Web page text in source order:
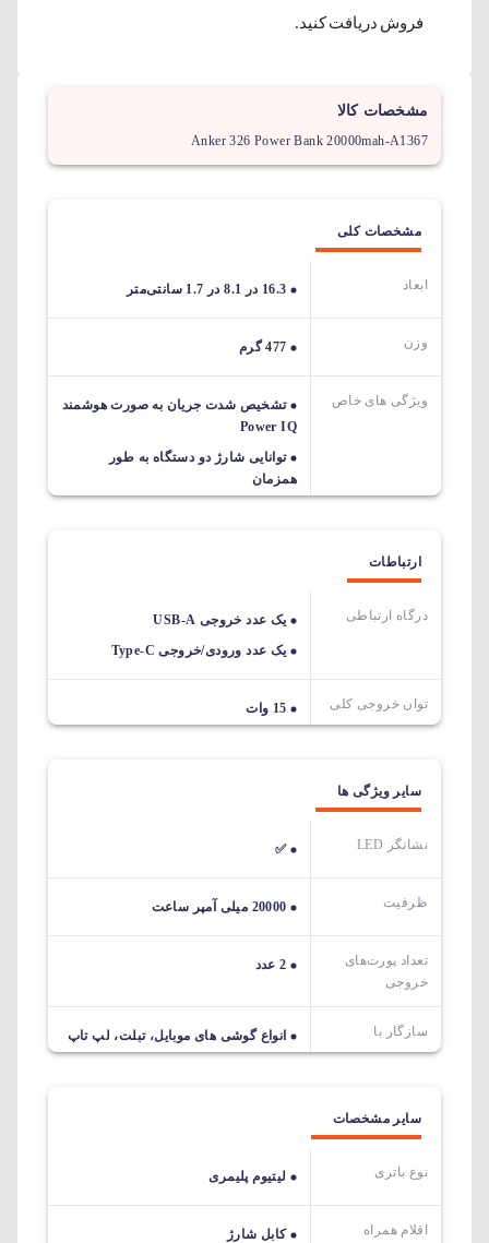
فروش دریافت کنید.
مشخصات کالا
Anker 326 Power Bank 20000mah-A1367
مشخصات کلی
ابعاد 16.3 در 8.1 در 1.7 سانتی‌متر
وزن 477 گرم
ویژگی های خاص
تشخیص شدت جریان به صورت هوشمند
Power IQ
توانایی شارژ دو دستگاه به طور
همزمان
ارتباطات
درگاه ارتباطی
یک عدد خروجی USB-A
یک عدد ورودی/خروجی Type-C
توان خروجی کلی 15 وات
سایر ویژگی ها
نشانگر LED ✅
ظرفیت 20000 میلی آمپر ساعت
تعداد پورت‌های
خروجی
2 عدد
سازگار با انواع گوشی های موبایل، تبلت، لپ تاپ
سایر مشخصات
نوع باتری لیتیوم پلیمری
اقلام همراه
کابل شارژ